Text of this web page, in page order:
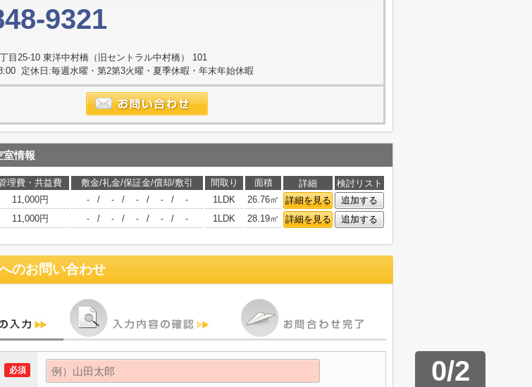
9321
目25-10 東洋中村橋（旧セントラル中村橋） 101
定休日:毎週水曜・第2第3火曜・夏季休暇・年末年始休暇
室情報
理費・共益費 敷金/礼金/保証金/償却/敷引 間取り 面積 詳細
検討リスト
11,000円 - / - / - / - / - 1LDK 26.76㎡ 詳細を見る
追加する
11,000円 - / - / - / - / - 1LDK 28.19㎡ 詳細を見る 追加する
のお問い合わせ
0/2
必須